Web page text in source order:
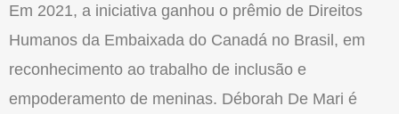
Em 2021, a iniciativa ganhou o prêmio de Direitos
Humanos da Embaixada do Canadá no Brasil, em
reconhecimento ao trabalho de inclusão e
empoderamento de meninas. Déborah De Mari é